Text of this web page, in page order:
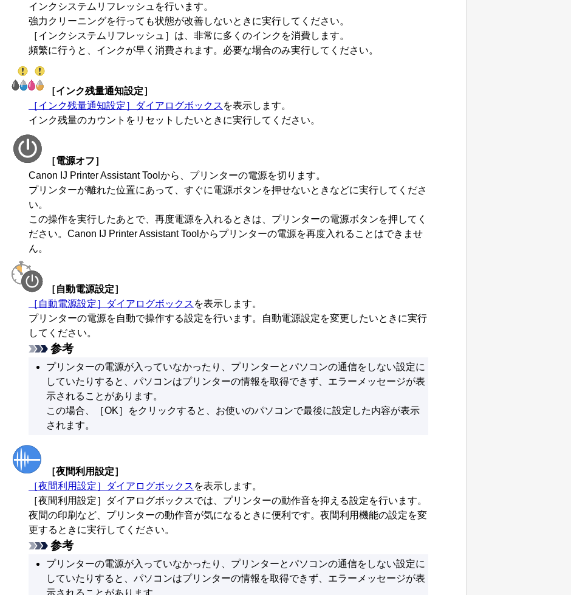
インクシステムリフレッシュを行います。
強力クリーニングを行っても状態が改善しないときに実行してください。
［インクシステムリフレッシュ］ は、非常に多くのインクを消費します。
頻繁に行うと、インクが早く消費されます。 必要な場合のみ実行してください。
［インク残量通知設定］
［インク残量通知設定］
ダイアログボックス を表示します。
インク残量のカウントをリセットしたいときに実行してください。
［電源オフ］
Canon IJ Printer Assistant Tool から、プリンターの電源を切ります。
プリンターが離れた位置にあって、すぐに電源ボタンを押せないときなどに実行してくださ
い。
この操作を実行したあとで、再度電源を入れるときは、プリンターの電源ボタンを押してく
ださい。 Canon IJ Printer Assistant Tool からプリンターの電源を再度入れることはできませ
ん。
［自動電源設定］
［自動電源設定］
ダイアログボックス を表示します。
プリンターの電源を自動で操作する設定を行います。
自動電源設定を変更したいときに実行
してください。
参考
プリンターの電源が入っていなかったり、プリンターとパソコンの通信をしない設定に
していたりすると、パソコンはプリンターの情報を取得できず、エラーメッセージが表
示されることがあります。
この場合、
［OK］
をクリックすると、お使いのパソコンで最後に設定した内容が表示
されます。
［夜間利用設定］
［夜間利用設定］
ダイアログボックス を表示します。
［夜間利用設定］
ダイアログボックスでは、プリンターの動作音を抑える設定を行います。
夜間の印刷など、プリンターの動作音が気になるときに便利です。 夜間利用機能の設定を変
更するときに実行してください。
参考
プリンターの電源が入っていなかったり、プリンターとパソコンの通信をしない設定に
していたりすると、パソコンはプリンターの情報を取得できず、エラーメッセージが表
示されることがあります。